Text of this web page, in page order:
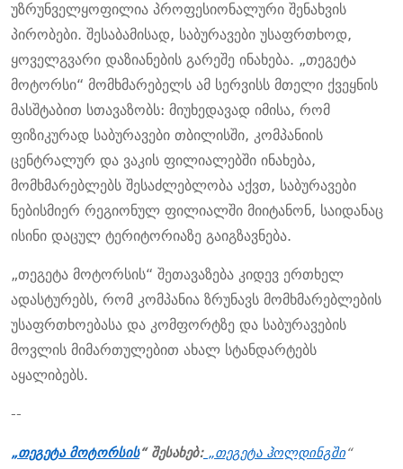
უზრუნველყოფილია პროფესიონალური შენახვის
პირობები. შესაბამისად, საბურავები უსაფრთხოდ,
ყოველგვარი დაზიანების გარეშე ინახება. „თეგეტა
მოტორსი“ მომხმარებელს ამ სერვისს მთელი ქვეყნის
მასშტაბით სთავაზობს: მიუხედავად იმისა, რომ
ფიზიკურად საბურავები თბილისში, კომპანიის
ცენტრალურ და ვაკის ფილიალებში ინახება,
მომხმარებლებს შესაძლებლობა აქვთ, საბურავები
ნებისმიერ რეგიონულ ფილიალში მიიტანონ, საიდანაც
ისინი დაცულ ტერიტორიაზე გაიგზავნება.
„თეგეტა მოტორსის“ შეთავაზება კიდევ ერთხელ
ადასტურებს, რომ კომპანია ზრუნავს მომხმარებლების
უსაფრთხოებასა და კომფორტზე და საბურავების
მოვლის მიმართულებით ახალ სტანდარტებს
აყალიბებს.
--
„თეგეტა მოტორსის“ შესახებ: „თეგეტა ჰოლდინგში“